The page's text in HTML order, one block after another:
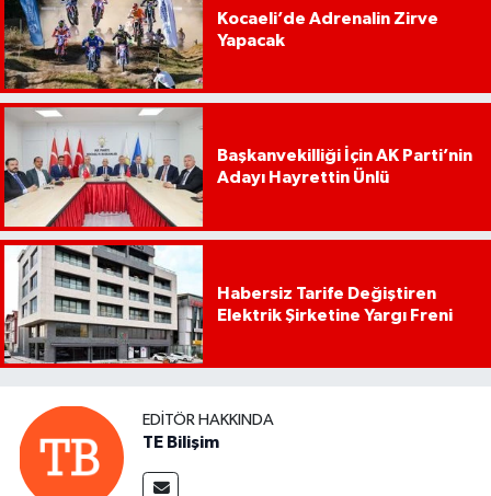
Kocaeli’de Adrenalin Zirve
Yapacak
Başkanvekilliği İçin AK Parti’nin
Adayı Hayrettin Ünlü
Habersiz Tarife Değiştiren
Elektrik Şirketine Yargı Freni
EDITÖR HAKKINDA
TE Bilişim